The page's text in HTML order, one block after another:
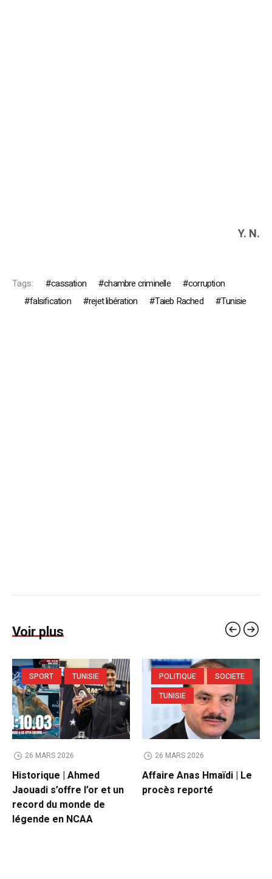
Y. N.
Tags: cassation chambre criminelle
corruption
falsification
rejet libération Taieb Rached Tunisie
Voir plus
SPORT TUNISIE
26 MARS 2026
Historique | Ahmed
Jaouadi s’offre l’or et un
record du monde de
légende en NCAA
POLITIQUE
SOCIETE
TUNISIE
26 MARS 2026
Affaire Anas Hmaïdi | Le
procès reporté